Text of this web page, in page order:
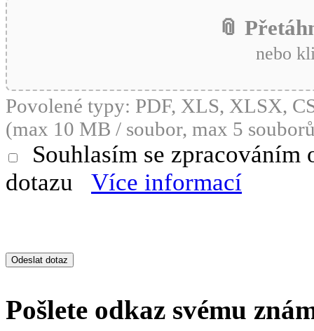
📎
nebo
Povolené typy: PDF, XLS, XLSX,
(max 10 MB / soubor, max 5
Souhlasím se
dotazu
Více informací
Pošlete odkaz svému